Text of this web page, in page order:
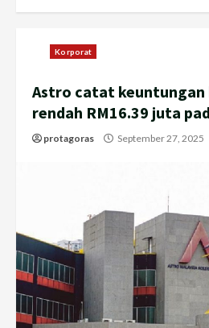
Korporat
Astro catat keuntungan
rendah RM16.39 juta
protagoras September 27, 2025